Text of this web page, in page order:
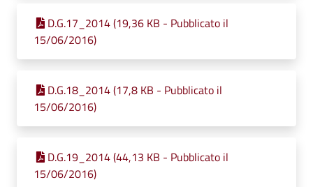
D.G.17_2014 (19,36 KB - Pubblicato il
15/06/2016)
D.G.18_2014 (17,8 KB - Pubblicato il
15/06/2016)
D.G.19_2014 (44,13 KB - Pubblicato il
15/06/2016)